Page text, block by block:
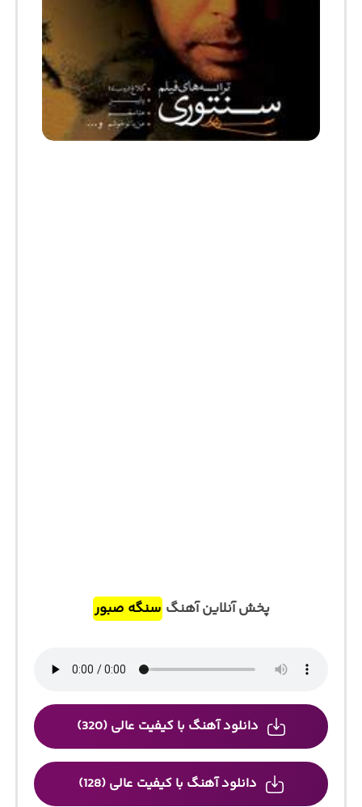
پخش آنلاین آهنگ سنگه صبور
دانلود آهنگ با کیفیت عالی (320)
دانلود آهنگ با کیفیت عالی (128)